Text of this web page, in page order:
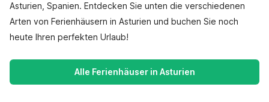
Asturien, Spanien. Entdecken Sie unten die verschiedenen
Arten von Ferienhäusern in Asturien und buchen Sie noch
heute Ihren perfekten Urlaub!
Alle Ferienhäuser in Asturien